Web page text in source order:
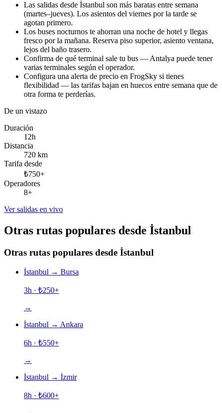
Las salidas desde İstanbul son más baratas entre semana
(martes–jueves). Los asientos del viernes por la tarde se
agotan primero.
Los buses nocturnos te ahorran una noche de hotel y llegas
fresco por la mañana. Reserva piso superior, asiento ventana,
lejos del baño trasero.
Confirma de qué terminal sale tu bus — Antalya puede tener
varias terminales según el operador.
Configura una alerta de precio en FrogSky si tienes
flexibilidad — las tarifas bajan en huecos entre semana que de
otra forma te perderías.
De un vistazo
Duración
12h
Distancia
720 km
Tarifa desde
₺750+
Operadores
8+
Ver salidas en vivo
Otras rutas populares desde İstanbul
Otras rutas populares desde İstanbul
İstanbul → Bursa
3h · ₺250+
→
İstanbul → Ankara
6h · ₺550+
→
İstanbul → İzmir
8h · ₺600+